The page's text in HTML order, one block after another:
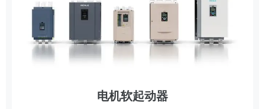
电机软起动器
成套电器
传动控制
集装箱式储能系统